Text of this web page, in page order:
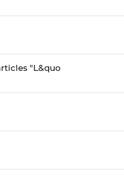
"L&quo